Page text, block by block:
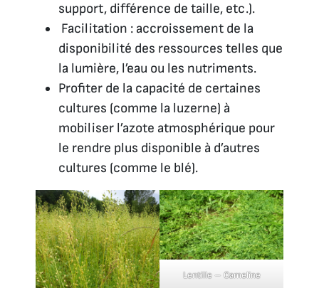
support, différence de taille, etc.).
Facilitation : accroissement de la
disponibilité des ressources telles que
la lumière, l’eau ou les nutriments.
Profiter de la capacité de certaines
cultures (comme la luzerne) à
mobiliser l’azote atmosphérique pour
le rendre plus disponible à d’autres
cultures (comme le blé).
Lentille – Cameline